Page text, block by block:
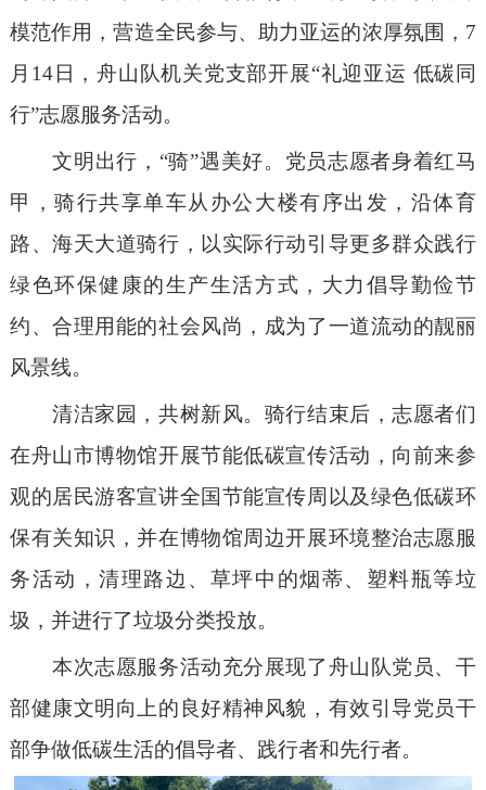
模范作用，营造全民参与、助力亚运的浓厚氛围， 7
月14日，舟山队机关党支部开展“礼迎亚运 低碳同
行”志愿服务活动。
文明出行， “骑”遇美好。 党员志愿者身着红马
甲，骑行共享单车从办公大楼有序出发，沿体育
路、海天大道骑行，以实际行动引导更多群众践行
绿色环保健康的生产生活方式，大力倡导勤俭节
约、合理用能的社会风尚 ，成为了一道流动的靓丽
风景线。
清洁家园，共树新风。 骑行结束后，志愿者们
在舟山市博物馆开展节能低碳宣传活动，向前来参
观的居民游客宣讲全国节能宣传周以及绿色低碳环
保有关知识，并在博物馆周边开展环境整治志愿服
务活动，清理路边、草坪中的烟蒂、塑料瓶等垃
圾，并进行了垃圾分类投放。
本次志愿服务活动充分展现了舟山队党员、干
部健康文明向上的良好精神风貌，有效引导党员干
部争做低碳生活的倡导者、践行者和先行者。